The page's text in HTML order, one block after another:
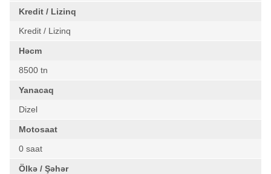
Kredit / Lizinq
Kredit / Lizinq
Həcm
8500 tn
Yanacaq
Dizel
Motosaat
0 saat
Ölkə / Şəhər